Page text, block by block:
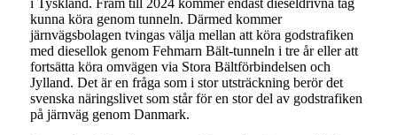
kunna köra genom tunneln. Därmed kommer
järnvägsbolagen tvingas välja mellan att köra godstrafiken
med diesellok genom Fehmarn Bält-tunneln i tre år eller att
fortsätta köra omvägen via Stora Bältförbindelsen och
Jylland. Det är en fråga som i stor utsträckning berör det
svenska näringslivet som står för en stor del av godstrafiken
på järnväg genom Danmark.